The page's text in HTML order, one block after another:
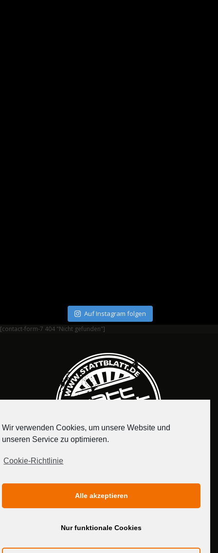
Auf Instagram folgen
[contact-form-7 404 "Nicht gefunden"]
MEDIADATEN
Wir verwenden Cookies, um unsere Website und
unseren Service zu optimieren.
Cookie-Richtlinie
Alle akzeptieren
Nur funktionale Cookies